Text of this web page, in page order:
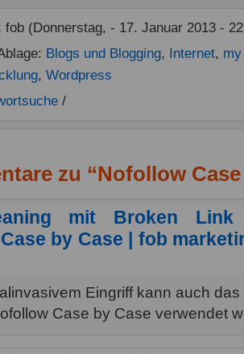
fob (Donnerstag, - 17. Januar 2013 -
Blogs und Blogging, Internet,
, Wordpress
/
zu “Nofollow
mit Broken Link
by Case | fob
Eingriff kann auch
Case by Case verwendet